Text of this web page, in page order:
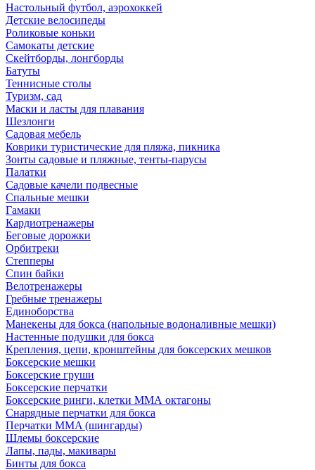
Настольный футбол, аэрохоккей
Детские велосипеды
Роликовые коньки
Самокаты детские
Скейтборды, лонгборды
Батуты
Теннисные столы
Туризм, сад
Маски и ласты для плавания
Шезлонги
Садовая мебель
Коврики туристические для пляжа, пикника
Зонты садовые и пляжные, тенты-парусы
Палатки
Садовые качели подвесные
Спальные мешки
Гамаки
Кардиотренажеры
Беговые дорожки
Орбитреки
Степперы
Спин байки
Велотренажеры
Гребные тренажеры
Единоборства
Манекены для бокса (напольные водоналивные мешки)
Настенные подушки для бокса
Крепления, цепи, кронштейны для боксерских мешков
Боксерские мешки
Боксерские груши
Боксерские перчатки
Боксерские ринги, клетки ММА октагоны
Снарядные перчатки для бокса
Перчатки MMA (шингарды)
Шлемы боксерские
Лапы, пады, макивары
Бинты для бокса